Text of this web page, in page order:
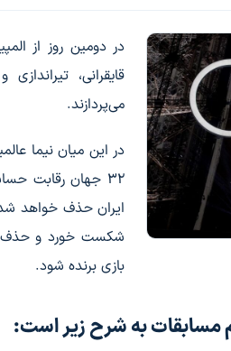
قایقرانی،
می‌پردازند.
۳۲ جهان رقابت
ایران حذف خواهد
شکست خورد و حذف
بازی برنده شود.
مسابقات به شرح زیر است: